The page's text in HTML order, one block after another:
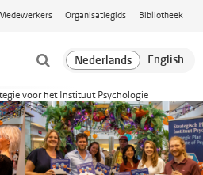
Medewerkers Organisatiegids Bibliotheek
voor het Instituut Psychologie